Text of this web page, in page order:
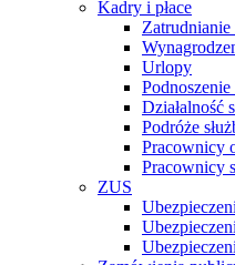
Kadry i płace
Urlopy
Działalność
Podróże
Pracownicy
Pracownicy
ZUS